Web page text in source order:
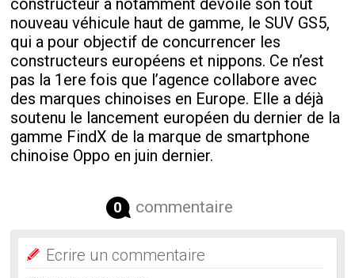
constructeur a notamment dévoilé son tout
nouveau véhicule haut de gamme, le SUV GS5,
qui a pour objectif de concurrencer les
constructeurs européens et nippons. Ce n’est
pas la 1ere fois que l’agence collabore avec
des marques chinoises en Europe. Elle a déjà
soutenu le lancement européen du dernier de la
gamme FindX de la marque de smartphone
chinoise Oppo en juin dernier.
0 commentaire
Ecrire un commentaire